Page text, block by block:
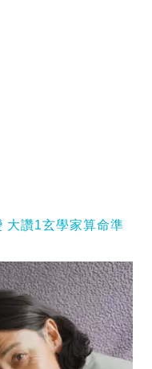
大讚1玄學家算命準